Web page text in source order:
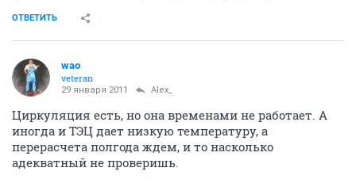
ОТВЕТИТЬ
wao
veteran
29 января 2011 Alex_
Циркуляция есть, но она временами не работает. А
иногда и ТЭЦ дает низкую температуру, а
перерасчета полгода ждем, и то насколько
адекватный не проверишь.